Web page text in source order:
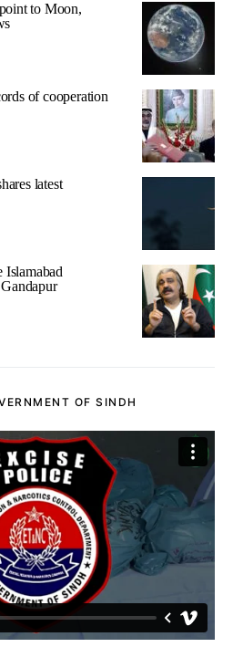
to Moon,
of cooperation
latest
Islamabad
OF SINDH